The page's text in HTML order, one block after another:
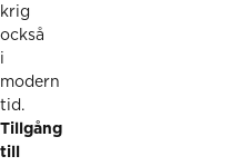
krig
också
i
modern
tid.
Tillgång
till